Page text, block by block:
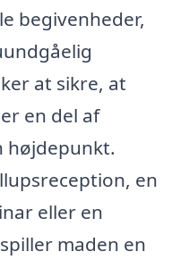
begivenheder,
at sikre, at
en del af
højdepunkt.
en
eller en
maden en